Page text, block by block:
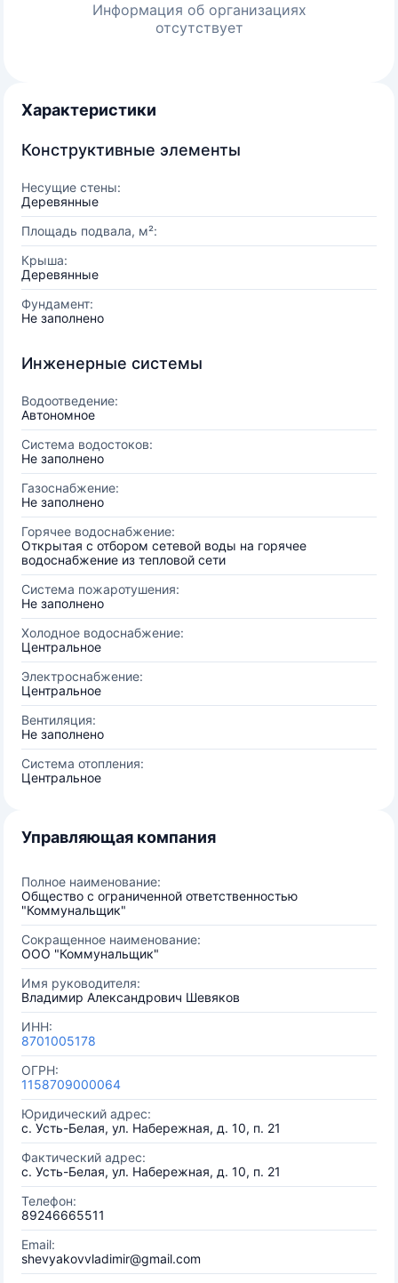
Информация об организациях
отсутствует
Характеристики
Конструктивные элементы
Несущие стены:
Деревянные
Площадь подвала, м²:
Крыша:
Деревянные
Фундамент:
Не заполнено
Инженерные системы
Водоотведение:
Автономное
Система водостоков:
Не заполнено
Газоснабжение:
Не заполнено
Горячее водоснабжение:
Открытая с отбором сетевой воды на горячее
водоснабжение из тепловой сети
Система пожаротушения:
Не заполнено
Холодное водоснабжение:
Центральное
Электроснабжение:
Центральное
Вентиляция:
Не заполнено
Система отопления:
Центральное
Управляющая компания
Полное наименование:
Общество с ограниченной ответственностью
"Коммунальщик"
Сокращенное наименование:
ООО "Коммунальщик"
Имя руководителя:
Владимир Александрович Шевяков
ИНН:
8701005178
ОГРН:
1158709000064
Юридический адрес:
с. Усть-Белая, ул. Набережная, д. 10, п. 21
Фактический адрес:
с. Усть-Белая, ул. Набережная, д. 10, п. 21
Телефон:
89246665511
Email:
shevyakovvladimir@gmail.com